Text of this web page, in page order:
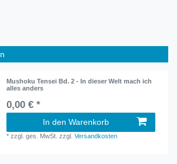
Mushoku Tensei Bd. 2 - In dieser Welt mach ich
alles anders
0,00 € *
In den Warenkorb
*zzgl. ges. MwSt. zzgl.Versandkosten